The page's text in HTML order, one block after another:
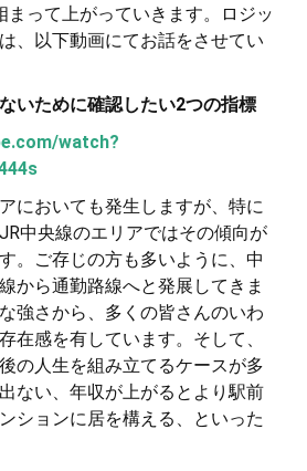
まって上がっていきます。ロジッ
、以下動画にてお話をさせてい
いために確認したい2つの指標
watch?
においても発生しますが、特に
中央線のエリアではその傾向が
。ご存じの方も多いように、中
から通勤路線へと発展してきま
強さから、多くの皆さんのいわ
在感を有しています。そして、
の人生を組み立てるケースが多
ない、年収が上がるとより駅前
ションに居を構える、といった